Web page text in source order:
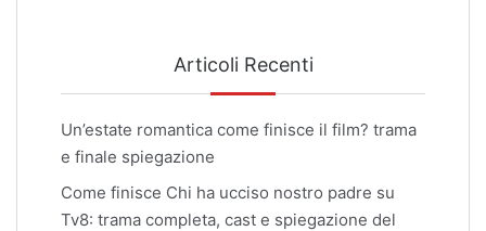
Articoli Recenti
Un’estate romantica come finisce il film? trama
e finale spiegazione
Come finisce Chi ha ucciso nostro padre su
Tv8: trama completa, cast e spiegazione del